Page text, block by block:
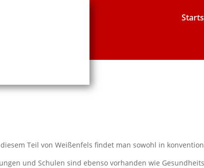
Teil von Weißenfels findet man sowohl in
und Schulen sind ebenso vorhanden wie